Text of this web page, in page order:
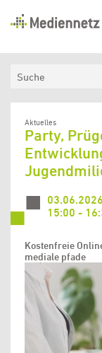
Hamburg
Aktuelles
Verein
Aktuelles
Party,
03.06.2026
15:00 -
Kostenfreie
mediale pfade